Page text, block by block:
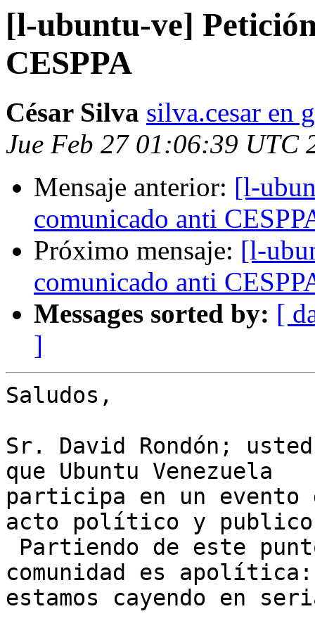
[l-ubuntu-ve]
CESPPA
César Silva silva.cesar en
Jue Feb 27 01:06:39 UTC
Mensaje anterior: [l-
comunicado anti
Próximo mensaje: [l-
comunicado anti
Messages sorted by: [
]
Saludos,
Sr. David Rondón;
que Ubuntu Venezuela
participa en un evento
acto político y
comunidad es apolítica:
estamos cayendo en